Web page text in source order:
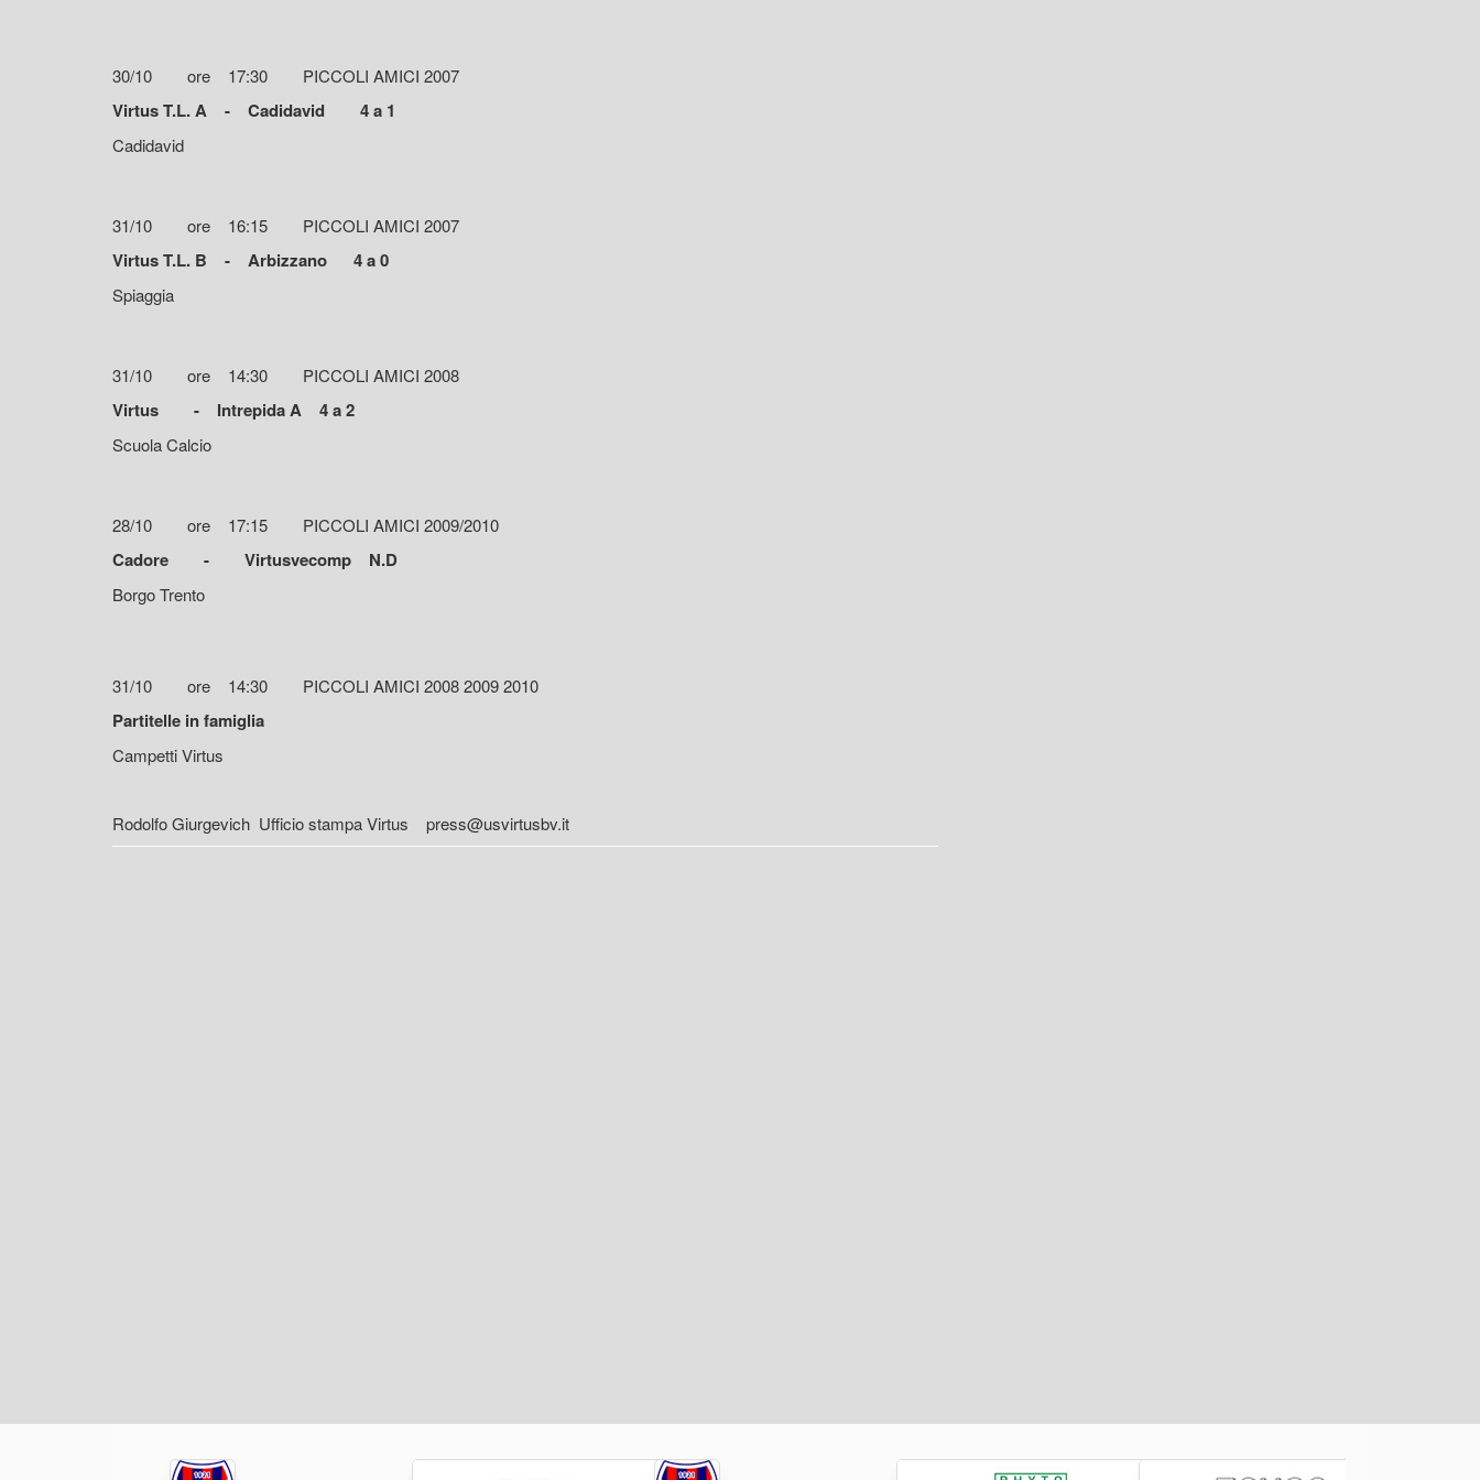
30/10 ore 17:30 PICCOLI AMICI 2007
Virtus T.L. A - Cadidavid 4 a 1
Cadidavid
31/10 ore 16:15 PICCOLI AMICI 2007
Virtus T.L. B - Arbizzano 4 a 0
Spiaggia
31/10 ore 14:30 PICCOLI AMICI 2008
Virtus - Intrepida A 4 a 2
Scuola Calcio
28/10 ore 17:15 PICCOLI AMICI 2009/2010
Cadore - Virtusvecomp N.D
Borgo Trento
31/10 ore 14:30 PICCOLI AMICI 2008 2009 2010
Partitelle in famiglia
Campetti Virtus
Rodolfo Giurgevich Ufficio stampa Virtus press@usvirtusbv.it